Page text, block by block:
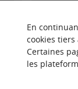
À
En
cookies tiers
Certaines
les